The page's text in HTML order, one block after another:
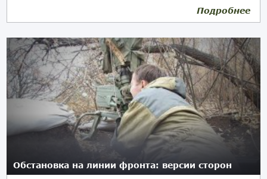
Подробнее
Обстановка на линии фронта: версии сторон